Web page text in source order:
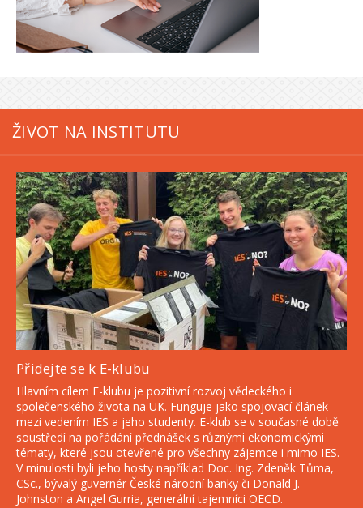
ŽIVOT NA INSTITUTU
Přidejte se k E-klubu
Hlavním cílem E-klubu je pozitivní rozvoj vědeckého i
společenského života na UK. Funguje jako spojovací článek
mezi vedením IES a jeho studenty. E-klub se v současné době
soustředí na pořádání přednášek s různými ekonomickými
tématy, které jsou otevřené pro všechny zájemce i mimo IES.
V minulosti byli jeho hosty například Doc. Ing. Zdeněk Tůma,
CSc., bývalý guvernér České národní banky či Donald J.
Johnston a Angel Gurria, generální tajemníci OECD.